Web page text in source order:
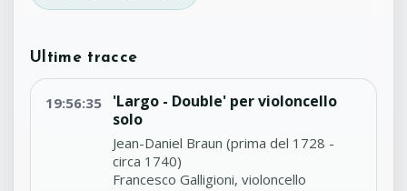
Ultime tracce
19:56:35
'Largo - Double' per violoncello
solo
Jean-Daniel Braun (prima del 1728 -
circa 1740)
Francesco Galligioni, violoncello